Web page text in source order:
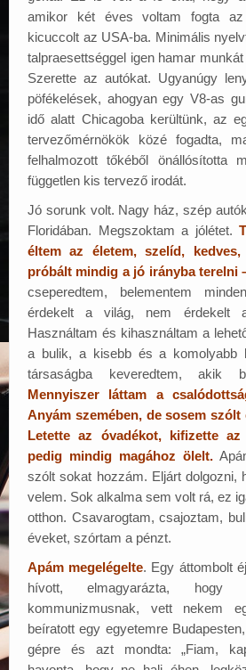
amikor két éves voltam fogta
kicuccolt az USA-ba. Minimális
talpraesettséggel igen hamar
Szerette az autókat. Ugyanúgy
pöfékelések, ahogyan egy V8-as
idő alatt Chicagoba kerültünk, az
tervezőmérnökök közé fogadta,
felhalmozott tőkéből önállósította
független kis tervező irodát.
Jó sorunk volt. Nagy ház, szép
Floridában. Megszoktam a jólétet.
éltem az életem, szelíd,
próbált mindig a jó irányba terelni
cseperedtem, belementem
érdekelt a világ, nem érdekelt
Használtam és kihasználtam a
a bulik, a kisebb és a komolyabb
társaságba keveredtem, akik
Mennyiszer láttam a
Anyám szemében, de sosem
Letette az óvadékot, kifizette
pedig mindig magához ölelt.
szólt sokat hozzám. Eljárt dolgozni,
velem. Sok alkalma sem volt rá, ez
otthon. Csavarogtam, csajoztam,
éveket, szórtam a pénzt.
Apám megelégelte. Egy áttombolt
hívott, elmagyarázta,
kommunizmusnak, vett nekem
beíratott egy egyetemre
gépre és azt mondta: „Fiam,